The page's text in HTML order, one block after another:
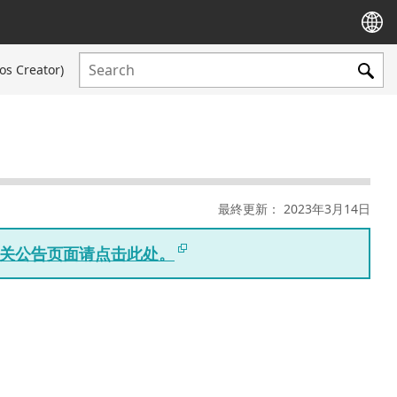
Creator)
最終更新： 2023年3月14日
公告页面请点击此处。